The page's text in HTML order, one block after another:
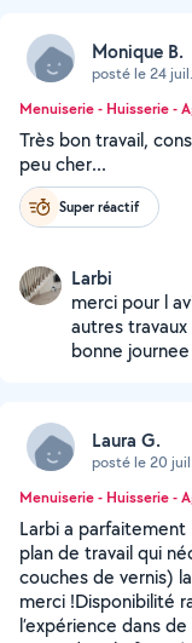
Monique B.
posté le 24
Menuiserie - Huisserie -
Très bon travail,
peu cher...
Super réactif
Larbi
merci pour l
autres
bonne
Laura G.
posté le 20
Menuiserie - Huisserie -
Larbi a
plan de travail qui
couches de vernis)
merci !Disponibilité
l’expérience dans